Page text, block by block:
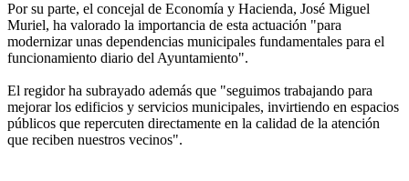
Por su parte, el concejal de Economía y Hacienda, José Miguel
Muriel, ha valorado la importancia de esta actuación "para
modernizar unas dependencias municipales fundamentales para el
funcionamiento diario del Ayuntamiento".
El regidor ha subrayado además que "seguimos trabajando para
mejorar los edificios y servicios municipales, invirtiendo en espacios
públicos que repercuten directamente en la calidad de la atención
que reciben nuestros vecinos".